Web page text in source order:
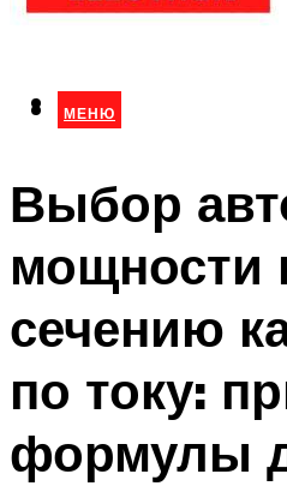
МЕНЮ
МЕНЮ
Выбор
мощности
сечению
по току:
формулы